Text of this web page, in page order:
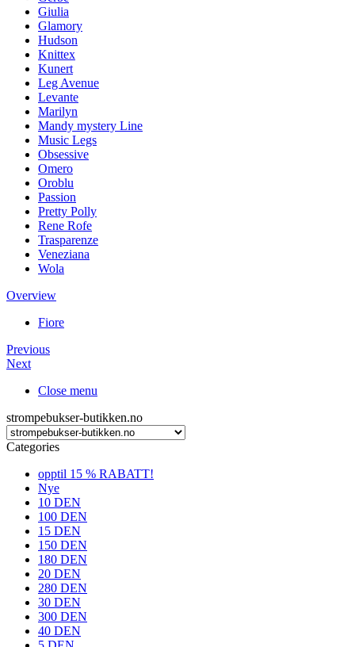
Giulia
Glamory
Hudson
Knittex
Kunert
Leg Avenue
Levante
Marilyn
Mandy mystery Line
Music Legs
Obsessive
Omero
Oroblu
Passion
Pretty Polly
Rene Rofe
Trasparenze
Veneziana
Wola
Overview
Fiore
Previous
Next
Close menu
strompebukser-butikken.no
Categories
opptil 15 % RABATT!
Nye
10 DEN
100 DEN
15 DEN
150 DEN
180 DEN
20 DEN
280 DEN
30 DEN
300 DEN
40 DEN